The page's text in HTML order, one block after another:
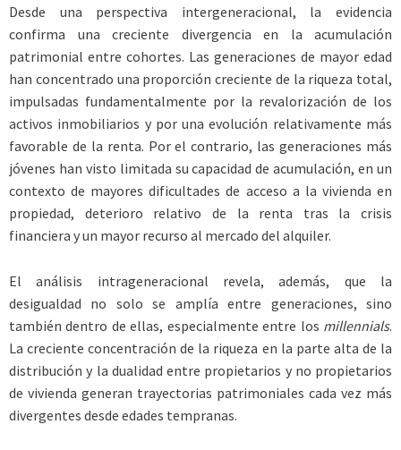
Desde una perspectiva intergeneracional, la evidencia
confirma una creciente divergencia en la acumulación
patrimonial entre cohortes. Las generaciones de mayor edad
han concentrado una proporción creciente de la riqueza total,
impulsadas fundamentalmente por la revalorización de los
activos inmobiliarios y por una evolución relativamente más
favorable de la renta. Por el contrario, las generaciones más
jóvenes han visto limitada su capacidad de acumulación, en un
contexto de mayores dificultades de acceso a la vivienda en
propiedad, deterioro relativo de la renta tras la crisis
financiera y un mayor recurso al mercado del alquiler.
El análisis intrageneracional revela, además, que la
desigualdad no solo se amplía entre generaciones, sino
también dentro de ellas, especialmente entre los millennials.
La creciente concentración de la riqueza en la parte alta de la
distribución y la dualidad entre propietarios y no propietarios
de vivienda generan trayectorias patrimoniales cada vez más
divergentes desde edades tempranas.